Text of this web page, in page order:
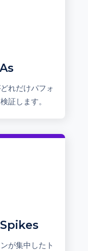
れだけパフォ
証します。
が集中したト